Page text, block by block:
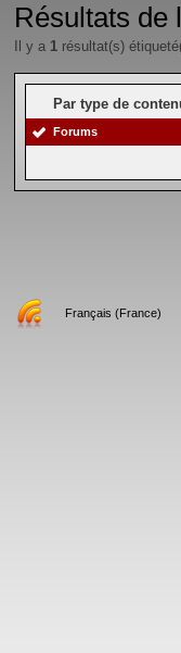
Résultats de
Il y a 1 résultat(s)
Par type de
Forums
Français (France)